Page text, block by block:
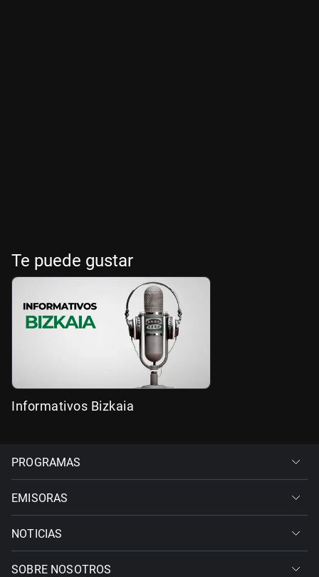
Te puede gustar
Informativos Bizkaia
PROGRAMAS
EMISORAS
NOTICIAS
SOBRE NOSOTROS